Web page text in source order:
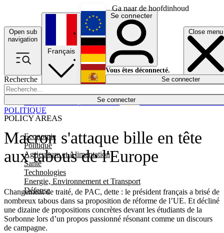
Ga naar de hoofdinhoud
Open sub
navigation
Close menu
Recherche
Se connecter
POLICY AREAS
Economie
Politique
Agriculture et Alimentation
Santé
Technologies
Energie, Environnement et Transport
Défense
Économie
Français
English
Deutsch
Español
Se connecter
Vous êtes déconnecté.
Se connecter
Macron s'attaque bille en tête
aux tabous de l'Europe
Changement de traité, de PAC, dette : le président français a brisé de
nombreux tabous dans sa proposition de réforme de l’UE. Et décliné
une dizaine de propositions concrètes devant les étudiants de la
Sorbonne lors d’un propos passionné résonant comme un discours
de campagne.
POLITIQUE